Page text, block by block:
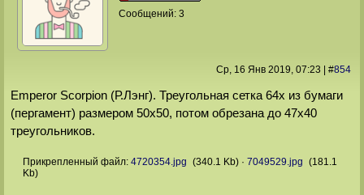
Сообщений:3
Ср, 16 Янв 2019, 07:23 #854
Emperor Scorpion (Р.Лэнг). Треугольная сетка 64х из бумаги
(пергамент) размером 50х50, потом обрезана до 47х40
треугольников.
Прикрепленный файл: 4720354.jpg (340.1 Kb) · 7049529.jpg (181.1
Kb)